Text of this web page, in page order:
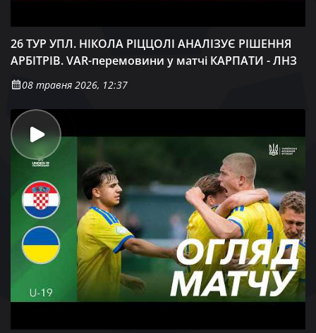
26 ТУР УПЛ. НІКОЛА РІЦЦОЛІ АНАЛІЗУЄ РІШЕННЯ
АРБІТРІВ. VAR-перемовини у матчі КАРПАТИ - ЛНЗ
08 травня 2026, 12:37